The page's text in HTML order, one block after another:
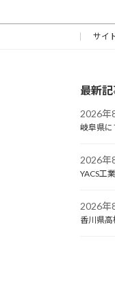
サイ
最新
2026年
岐阜県に
2026年
YACS工
2026年
香川県